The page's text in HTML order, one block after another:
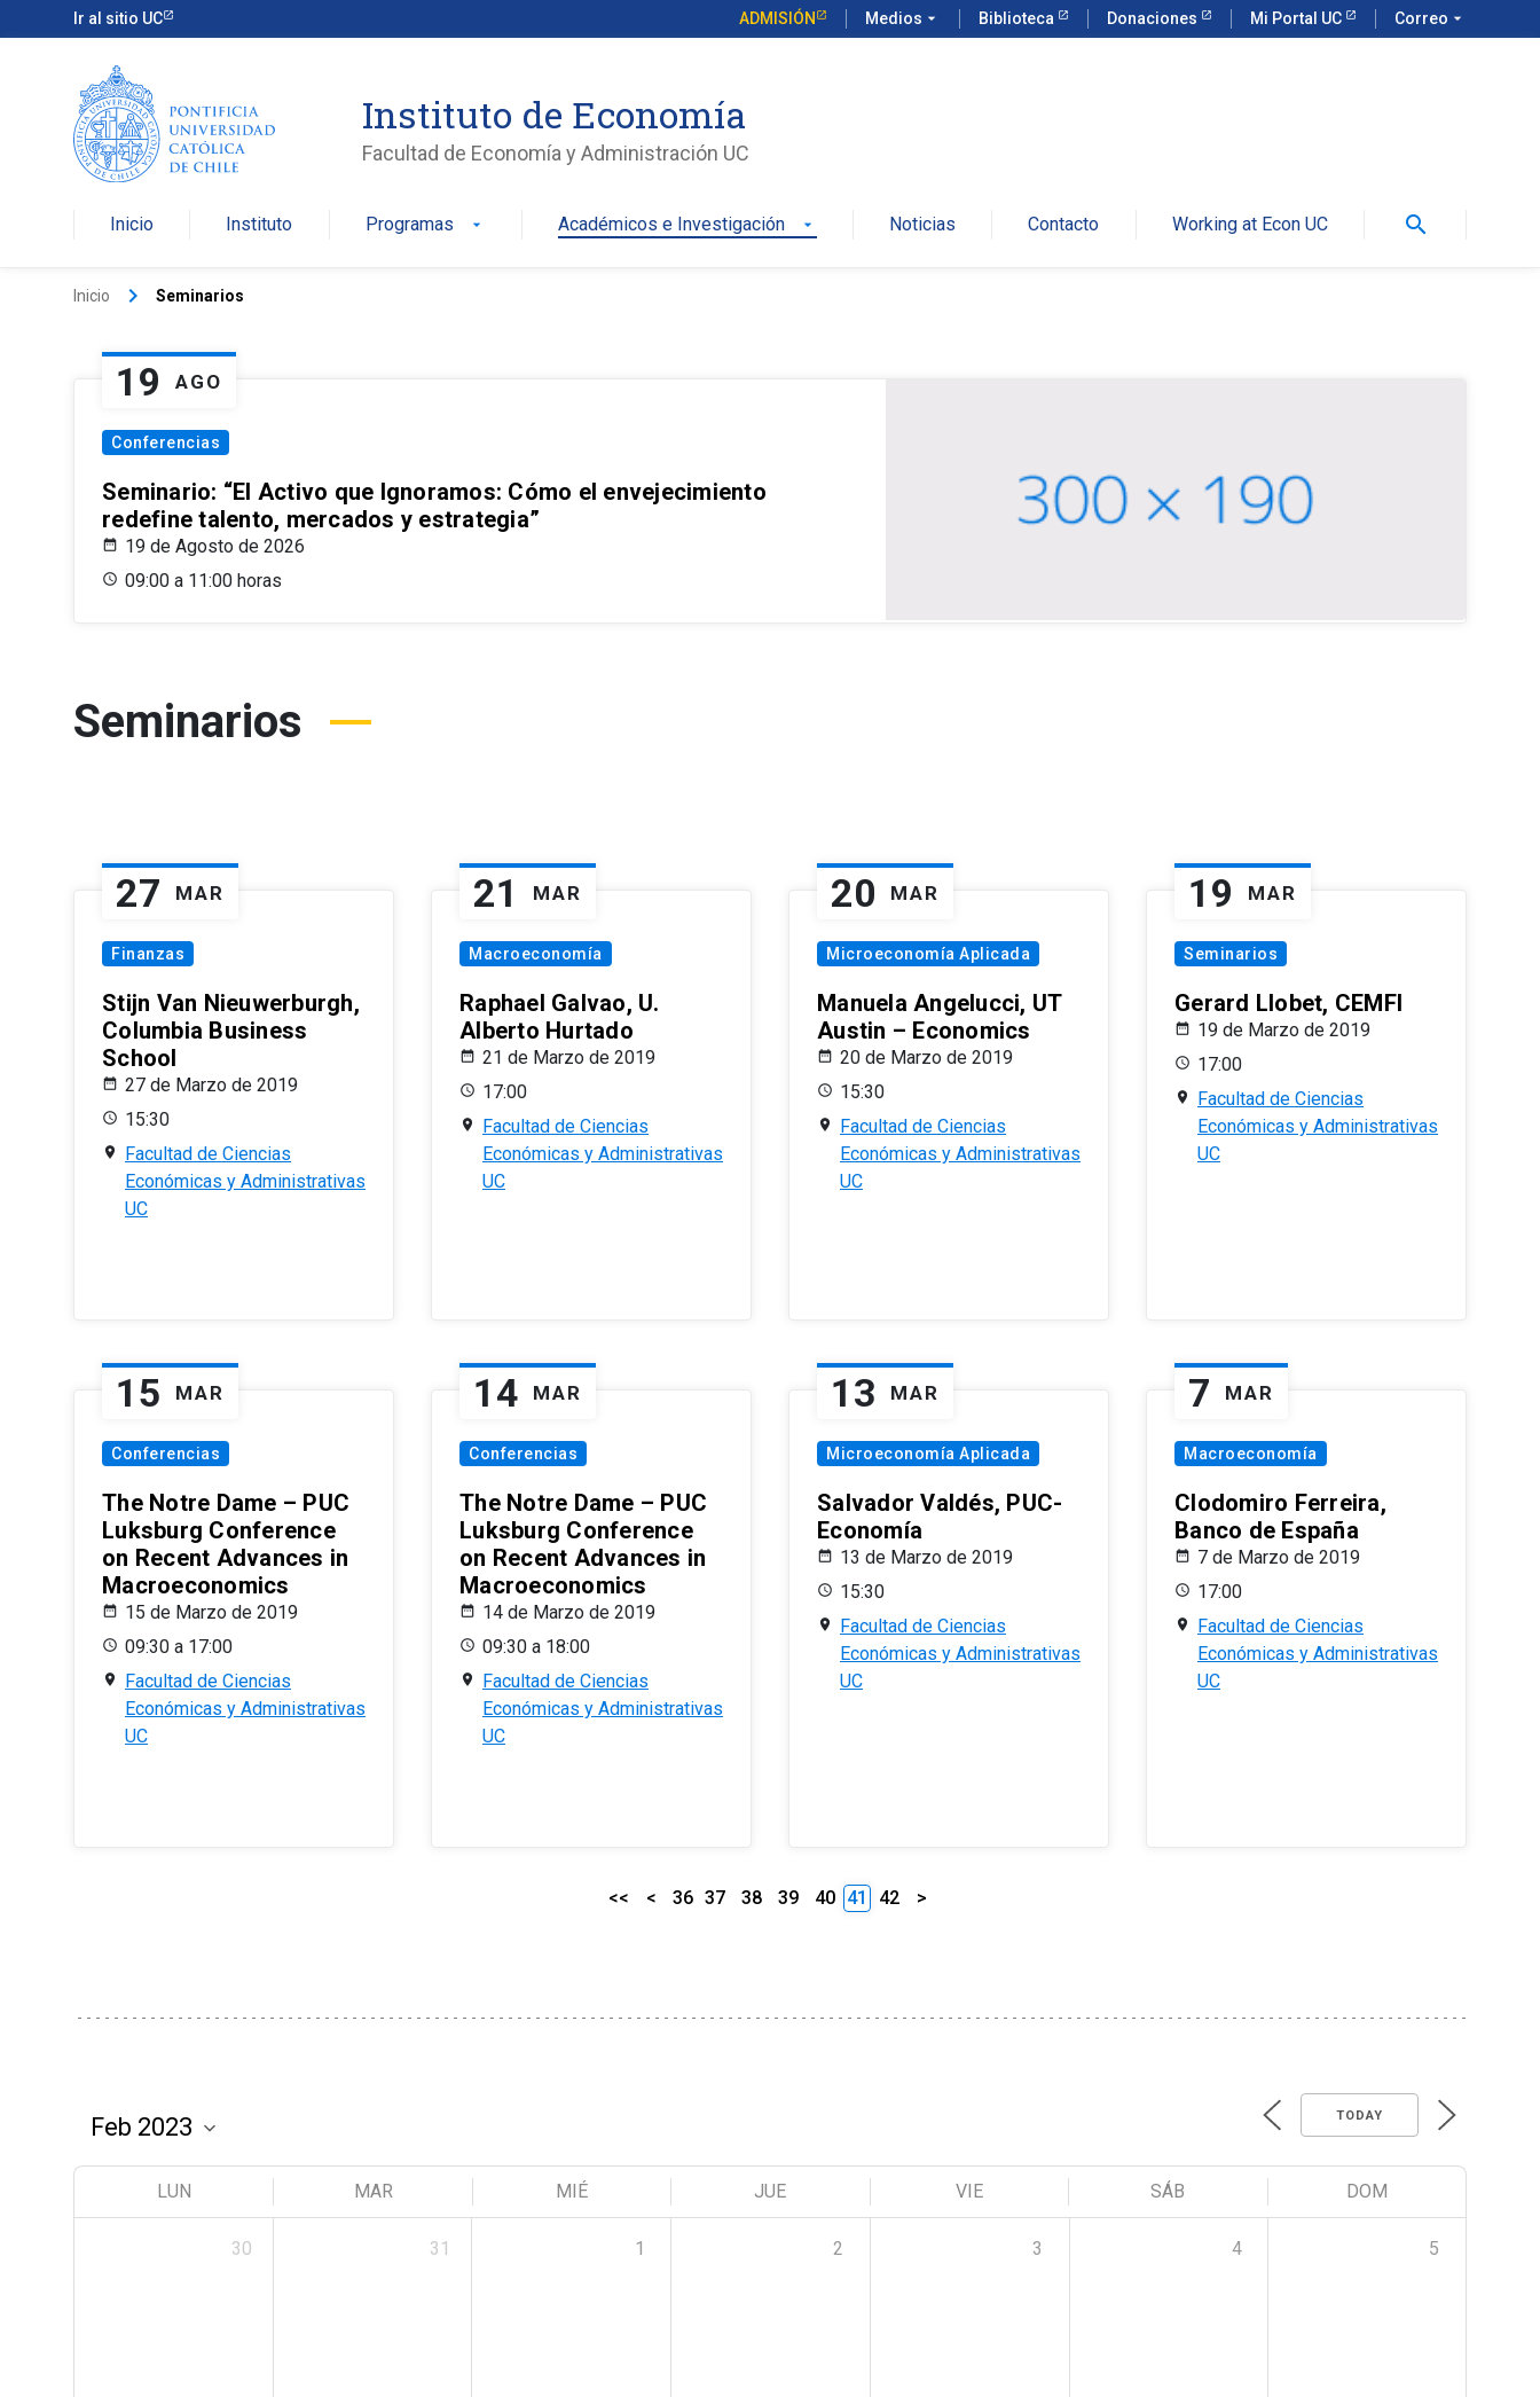
Ir al sitio UC ADMISIÓN Medios arrow_drop_down Biblioteca Donaciones Mi Portal UC Correo arrow_drop_down
Instituto de Economía
Facultad de Economía y Administración UC
Inicio Instituto Programas arrow_drop_down Académicos e Investigación arrow_drop_down Noticias Contacto Working at Econ UC search
Inicio keyboard_arrow_right Seminarios
19 AGO
Conferencias
Seminario: “El Activo que Ignoramos: Cómo el envejecimiento
redefine talento, mercados y estrategia”
19 de Agosto de 2026
09:00 a 11:00 horas
Seminarios
27 MAR
Finanzas
Stijn Van Nieuwerburgh,
Columbia Business
School
27 de Marzo de 2019
15:30
Facultad de Ciencias
Económicas y Administrativas
UC
21 MAR
Macroeconomía
Raphael Galvao, U.
Alberto Hurtado
21 de Marzo de 2019
17:00
Facultad de Ciencias
Económicas y Administrativas
UC
20 MAR
Microeconomía Aplicada
Manuela Angelucci, UT
Austin – Economics
20 de Marzo de 2019
15:30
Facultad de Ciencias
Económicas y Administrativas
UC
19 MAR
Seminarios
Gerard Llobet, CEMFI
19 de Marzo de 2019
17:00
Facultad de Ciencias
Económicas y Administrativas
UC
15 MAR
Conferencias
The Notre Dame – PUC
Luksburg Conference
on Recent Advances in
Macroeconomics
15 de Marzo de 2019
09:30 a 17:00
Facultad de Ciencias
Económicas y Administrativas
UC
14 MAR
Conferencias
The Notre Dame – PUC
Luksburg Conference
on Recent Advances in
Macroeconomics
14 de Marzo de 2019
09:30 a 18:00
Facultad de Ciencias
Económicas y Administrativas
UC
13 MAR
Microeconomía Aplicada
Salvador Valdés, PUC-
Economía
13 de Marzo de 2019
15:30
Facultad de Ciencias
Económicas y Administrativas
UC
7 MAR
Macroeconomía
Clodomiro Ferreira,
Banco de España
7 de Marzo de 2019
17:00
Facultad de Ciencias
Económicas y Administrativas
UC
<< < 36 37 38 39 40 41 42 >
TODAY
LUN MAR MIÉ JUE VIE SÁB DOM
30 31 1 2 3 4 5